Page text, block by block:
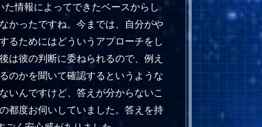
情報によってできたベースからし
かったですね。今までは、自分がや
るためにはどういうアプローチをし
は彼の判断に委ねられるので、例え
のかを聞いて確認するというような
いんですけど、答えが分からないこ
都度お伺いしていました。答えを持